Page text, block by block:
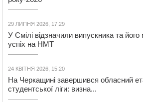
29 ЛИПНЯ 2026, 17:29
У Смілі відзначили випускника та
успіх на НМТ
24 КВІТНЯ 2026, 15:20
На Черкащині завершився обласний
студентської ліги: визна...